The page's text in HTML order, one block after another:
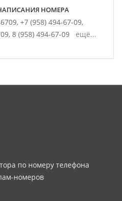
НОМЕРА
+7 (958) 494-67-09,
8 (958) 494-67-09 ещё...
по номеру телефона
номеров